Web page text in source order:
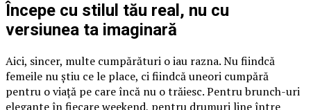
Începe cu stilul tău real, nu cu
versiunea ta imaginară
Aici, sincer, multe cumpărături o iau razna. Nu fiindcă
femeile nu știu ce le place, ci fiindcă uneori cumpără
pentru o viață pe care încă nu o trăiesc. Pentru brunch-uri
elegante în fiecare weekend, pentru drumuri line între